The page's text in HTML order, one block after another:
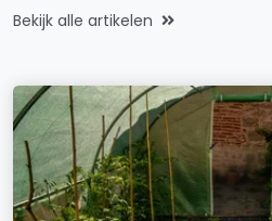
Bekijk alle artikelen